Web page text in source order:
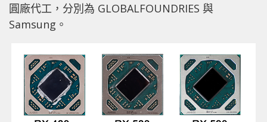
圓廠代工，分別為 GLOBALFOUNDRIES 與
Samsung。